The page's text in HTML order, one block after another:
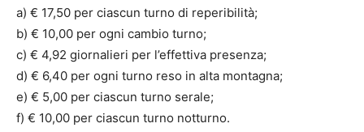
a) € 17,50 per ciascun turno di reperibilità;
b) € 10,00 per ogni cambio turno;
c) € 4,92 giornalieri per l’effettiva presenza;
d) € 6,40 per ogni turno reso in alta montagna;
e) € 5,00 per ciascun turno serale;
f) € 10,00 per ciascun turno notturno.